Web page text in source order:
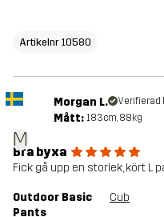
Artikelnr 10580
M
Morgan L. Verifierad
Mått: 183cm, 88kg
Bra byxa
Fick gå upp en storlek, kört L
Outdoor Basic
Pants
Cub